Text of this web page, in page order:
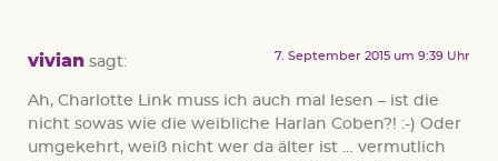
vivian sagt: 7. September 2015 um 9:39 Uhr
Ah, Charlotte Link muss ich auch mal lesen – ist die
nicht sowas wie die weibliche Harlan Coben?! :-) Oder
umgekehrt, weiß nicht wer da älter ist … vermutlich